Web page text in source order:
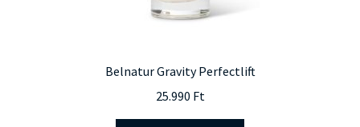
Belnatur Gravity Perfectlift
25.990 Ft